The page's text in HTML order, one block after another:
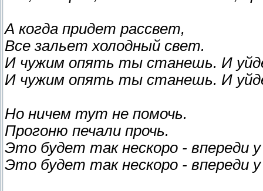
А когда придет рассвет,
Все зальет холодный свет.
И чужим опять ты станешь. И
И чужим опять ты станешь. И
Но ничем тут не помочь.
Прогоню печали прочь.
Это будет так нескоро - впереди у
Это будет так нескоро - впереди у